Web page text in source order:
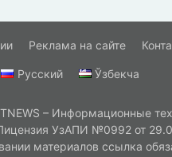
Реклама на сайте
Русский Ўзбекча
– Информационные
УзАПИ №0992 от
материалов ссылка